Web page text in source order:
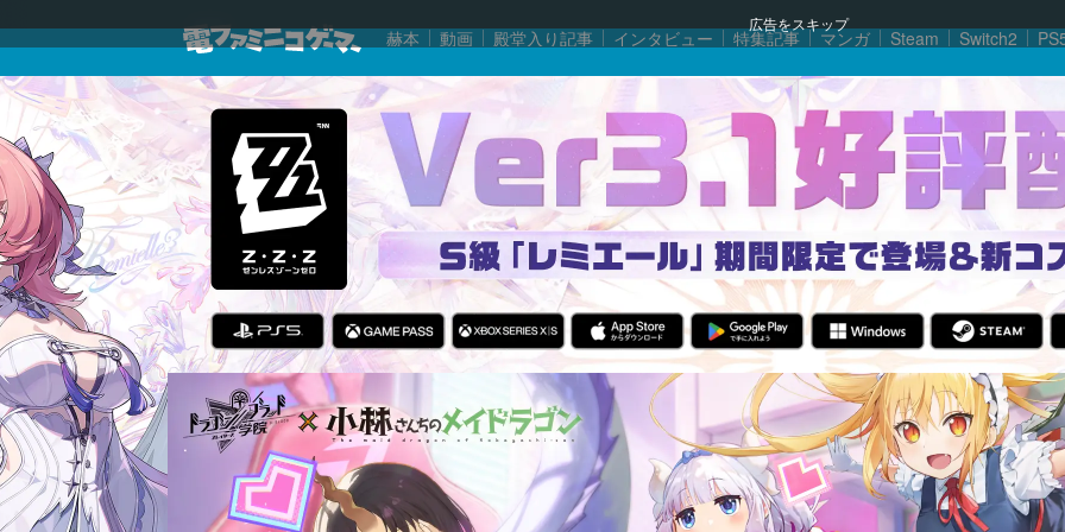
広告をスキップ
赫本 動画 殿堂入り記事 インタビュー 特集記事 マンガ Steam Switch2